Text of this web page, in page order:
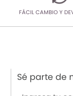
FÁCIL CAMBIO Y
Sé parte de